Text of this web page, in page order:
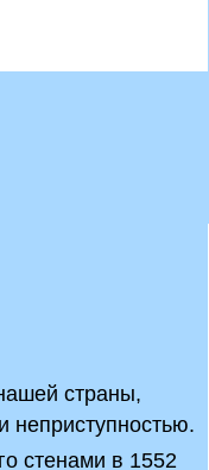
страны,
неприступностью.
стенами в 1552